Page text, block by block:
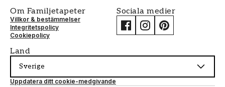
Om Familjetapeter
Villkor & bestämmelser
Integritetspolicy
Cookiepolicy
Sociala medier
Land
Sverige
Uppdatera ditt cookie-medgivande